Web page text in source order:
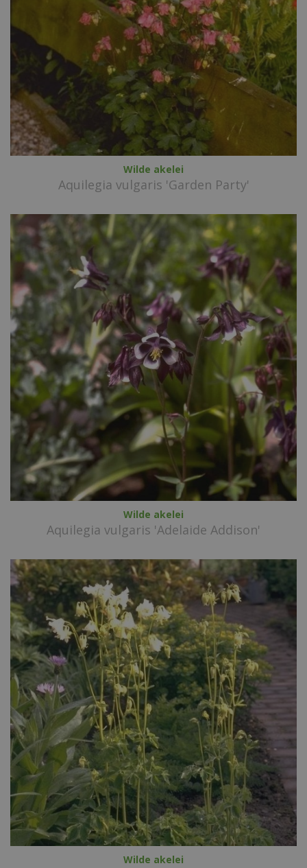
Wilde akelei
Aquilegia vulgaris 'Garden Party'
Wilde akelei
Aquilegia vulgaris 'Adelaide Addison'
Wilde akelei